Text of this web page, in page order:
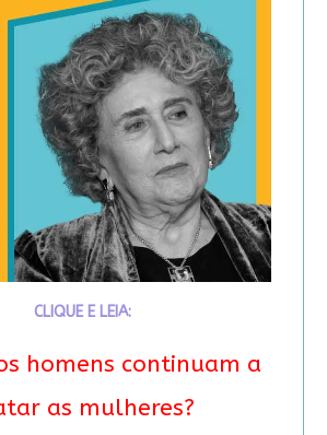
CLIQUE E LEIA:
homens continuam a
as mulheres?